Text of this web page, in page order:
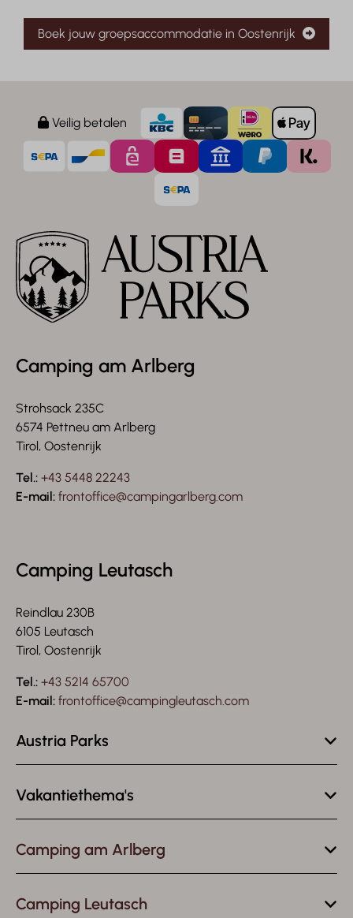
Boek jouw groepsaccommodatie in Oostenrijk
Veilig betalen
Camping am Arlberg
Strohsack 235C
6574 Pettneu am Arlberg
Tirol, Oostenrijk
Tel.: +43 5448 22243
E-mail: frontoffice@campingarlberg.com
Camping Leutasch
Reindlau 230B
6105 Leutasch
Tirol, Oostenrijk
Tel.: +43 5214 65700
E-mail: frontoffice@campingleutasch.com
Austria Parks
Vakantiethema's
Camping am Arlberg
Camping Leutasch